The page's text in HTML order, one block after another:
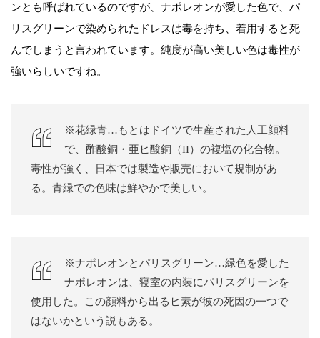
ンとも呼ばれているのですが、ナポレオンが愛した色で、パ
リスグリーンで染められたドレスは毒を持ち、着用すると死
んでしまうと言われています。純度が高い美しい色は毒性が
強いらしいですね。
※花緑青…もとはドイツで生産された人工顔料
で、酢酸銅・亜ヒ酸銅（II）の複塩の化合物。
毒性が強く、日本では製造や販売において規制があ
る。青緑での色味は鮮やかで美しい。
※ナポレオンとパリスグリーン…緑色を愛した
ナポレオンは、寝室の内装にパリスグリーンを
使用した。この顔料から出るヒ素が彼の死因の一つで
はないかという説もある。